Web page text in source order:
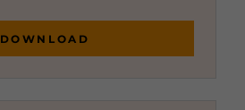
DOWNLOAD